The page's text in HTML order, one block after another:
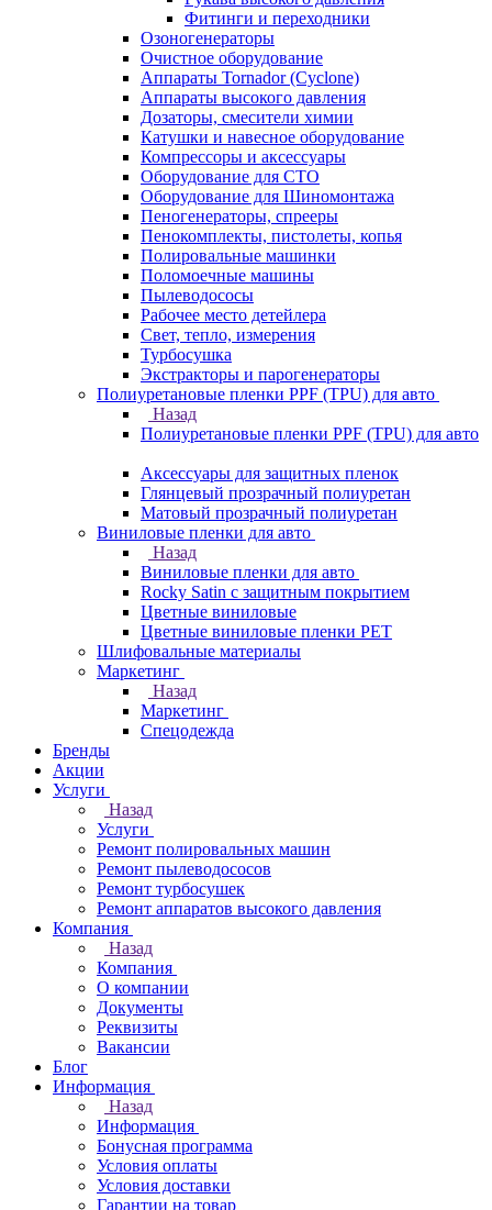
Фитинги и переходники
Озоногенераторы
Очистное оборудование
Аппараты Tornador (Cyclone)
Аппараты высокого давления
Дозаторы, смесители химии
Катушки и навесное оборудование
Компрессоры и аксессуары
Оборудование для СТО
Оборудование для Шиномонтажа
Пеногенераторы, спрееры
Пенокомплекты, пистолеты, копья
Полировальные машинки
Поломоечные машины
Пылеводососы
Рабочее место детейлера
Свет, тепло, измерения
Турбосушка
Экстракторы и парогенераторы
Полиуретановые пленки PPF (TPU) для авто
Назад
Полиуретановые пленки PPF (TPU) для авто
Аксессуары для защитных пленок
Глянцевый прозрачный полиуретан
Матовый прозрачный полиуретан
Виниловые пленки для авто
Назад
Виниловые пленки для авто
Rocky Satin с защитным покрытием
Цветные виниловые
Цветные виниловые пленки PET
Шлифовальные материалы
Маркетинг
Назад
Маркетинг
Спецодежда
Бренды
Акции
Услуги
Назад
Услуги
Ремонт полировальных машин
Ремонт пылеводососов
Ремонт турбосушек
Ремонт аппаратов высокого давления
Компания
Назад
Компания
О компании
Документы
Реквизиты
Вакансии
Блог
Информация
Назад
Информация
Бонусная программа
Условия оплаты
Условия доставки
Гарантии на товар